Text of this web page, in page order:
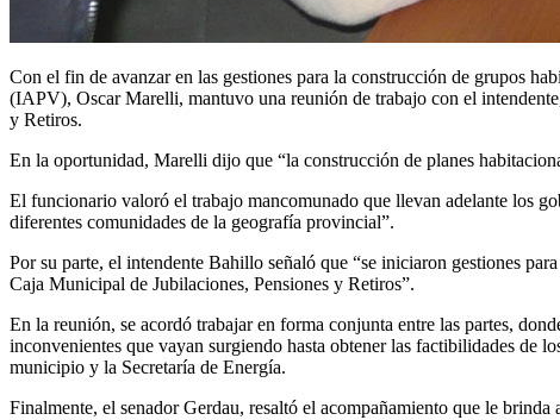
Con el fin de avanzar en las gestiones para la construcción de grupos
(IAPV), Oscar Marelli, mantuvo una reunión de trabajo con el
y Retiros.
En la oportunidad, Marelli dijo que “la construcción de planes
El funcionario valoró el trabajo mancomunado que llevan adelante los
diferentes comunidades de la geografía provincial”.
Por su parte, el intendente Bahillo señaló que “se iniciaron gestiones
Caja Municipal de Jubilaciones, Pensiones y Retiros”.
En la reunión, se acordó trabajar en forma conjunta entre las partes,
inconvenientes que vayan surgiendo hasta obtener las factibilidades de
municipio y la Secretaría de Energía.
Finalmente, el senador Gerdau, resaltó el acompañamiento que le